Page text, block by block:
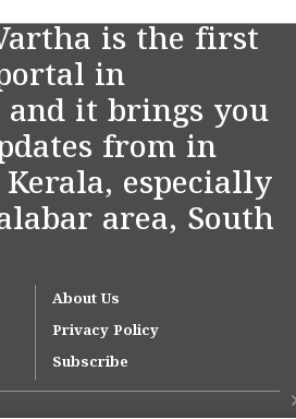
is the first
in
and it brings you
from in
especially
area, South
About Us
Privacy Policy
Subscribe